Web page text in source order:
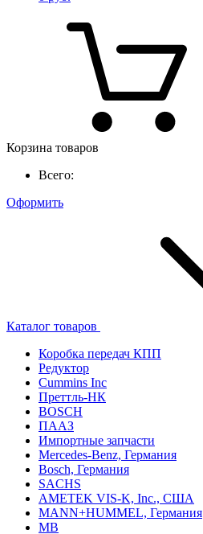
Корзина товаров
Всего:
Оформить
Каталог товаров
Коробка передач КПП
Редуктор
Cummins Inc
Преттль-НК
BOSCH
ПААЗ
Импортные запчасти
Mercedes-Benz, Германия
Bosch, Германия
SACHS
AMETEK VIS-K, Inc., США
MANN+HUMMEL, Германия
MB